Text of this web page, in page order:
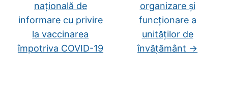
națională de
informare cu privire
la vaccinarea
împotriva COVID-19
organizare și
funcționare a
unităților de
învățământ →